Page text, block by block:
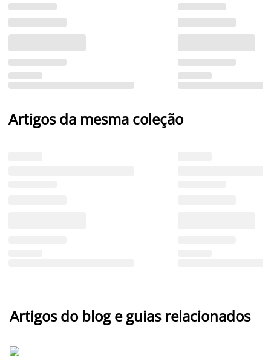
Artigos da mesma coleção
Artigos do blog e guias relacionados